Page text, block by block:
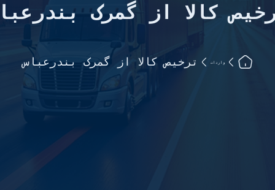
کالا از گمرک
واردات ترخیص کالا از گمرک بندرعباس